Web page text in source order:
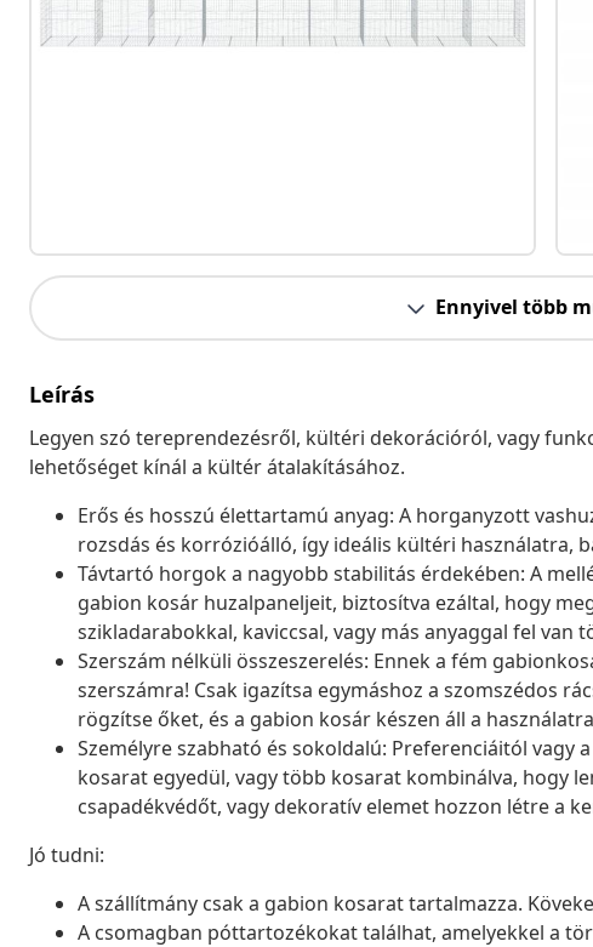
Ennyivel több
Leírás
Legyen szó tereprendezésről, kültéri dekorációról, vagy
lehetőséget kínál a kültér átalakításához.
Erős és hosszú élettartamú anyag: A horganyzott
rozsdás és korrózióálló, így ideális kültéri használatra,
Távtartó horgok a nagyobb stabilitás érdekében: A
gabion kosár huzalpaneljeit, biztosítva ezáltal, hogy
szikladarabokkal, kaviccsal, vagy más anyaggal fel van
Szerszám nélküli összeszerelés: Ennek a fém
szerszámra! Csak igazítsa egymáshoz a szomszédos
rögzítse őket, és a gabion kosár készen áll a
Személyre szabható és sokoldalú: Preferenciáitól
kosarat egyedül, vagy több kosarat kombinálva, hogy
csapadékvédőt, vagy dekoratív elemet hozzon létre a
Jó tudni:
A szállítmány csak a gabion kosarat tartalmazza.
A csomagban póttartozékokat találhat, amelyekkel a